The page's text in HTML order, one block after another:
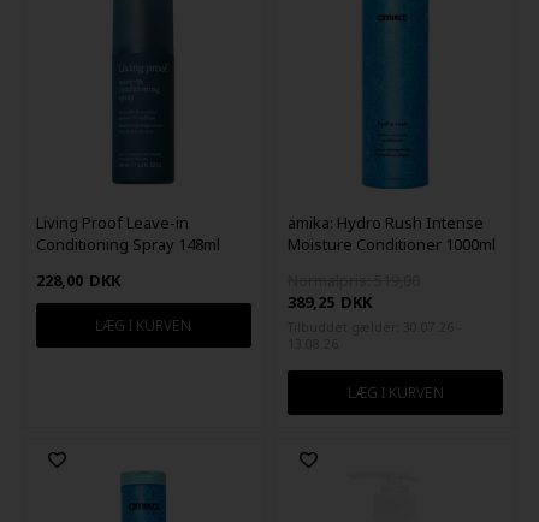
Living Proof Leave-in
Conditioning Spray 148ml
228,00 DKK
amika: Hydro Rush Intense
Moisture Conditioner 1000ml
389,25 DKK